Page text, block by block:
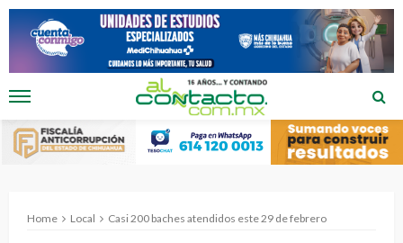
Home Local Casi 200 baches atendidos este 29 de febrero